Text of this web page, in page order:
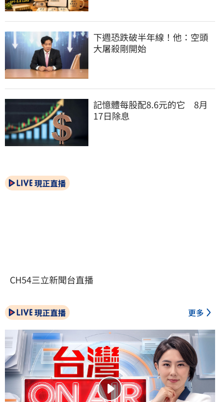
下週恐跌破半年線！他：空頭
大屠殺剛開始
記憶體每股配8.6元的它　8月
17日除息
現正直播
CH54三立新聞台直播
現正直播 更多